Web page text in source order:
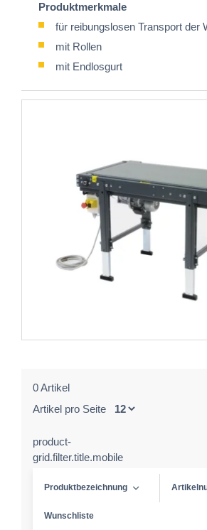
Produktmerkmale
für reibungslosen Transport der
mit Rollen
mit Endlosgurt
0 Artikel
Artikel pro Seite
product-
grid.filter.title.mobile
Produktbezeichnung
Wunschliste